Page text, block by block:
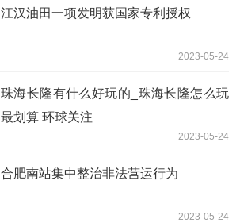
江汉油田一项发明获国家专利授权
2023-05-24
珠海长隆有什么好玩的_珠海长隆怎么玩
最划算 环球关注
2023-05-24
合肥南站集中整治非法营运行为
2023-05-24